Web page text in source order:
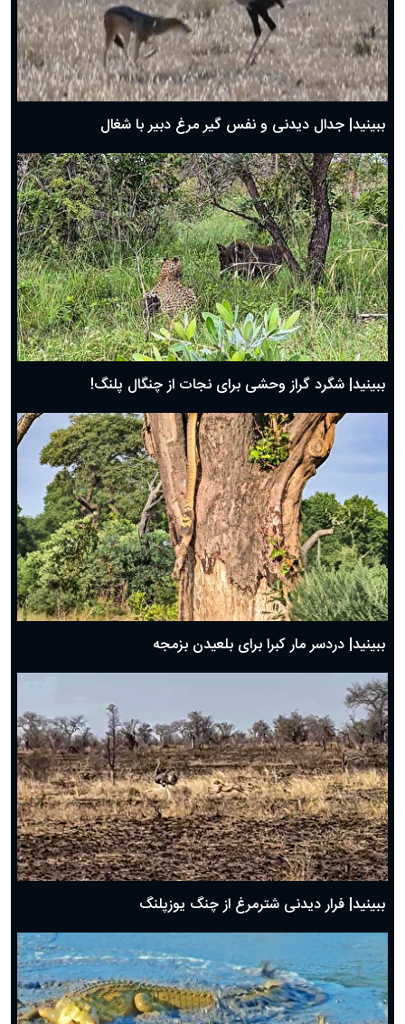
دعای روز دوم ماه مبارک رمضان ۱ اسفند ماه ۱۴۰۴
دعای روز اول ماه مبارک رمضان، ۳۰ بهمن ۱۴۰۴
حضرت زینب(س) چگونه از دنیا رفت؟
بهترین پیامک تبریک روز پدر ۱۴۰۴؛ جملات زیبا و صمیمانه
ببینید| جدال دیدنی و نفس گیر مرغ دبیر با شغال
ببینید| شگرد گراز وحشی برای نجات از چنگال پلنگ!
ببینید| دردسر مار کبرا برای بلعیدن بزمجه
ببینید| فرار دیدنی شترمرغ از چنگ یوزپلنگ